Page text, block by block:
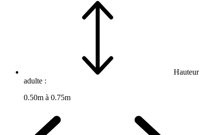
Hauteur
adulte :
0.50m à 0.75m